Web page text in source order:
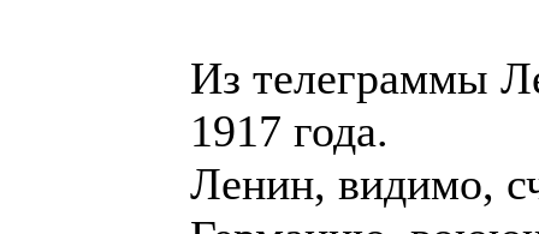
Из телеграммы
1917 года.
Ленин, видимо,